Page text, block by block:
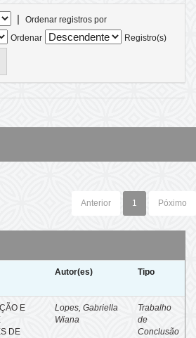
|
Ordenar registros por
Ordenar
Registro(s)
Anterior 1 Póximo
Autor(es) Tipo
E
DE
Lopes, Gabriella
Wiana
Trabalho
de
Conclusão